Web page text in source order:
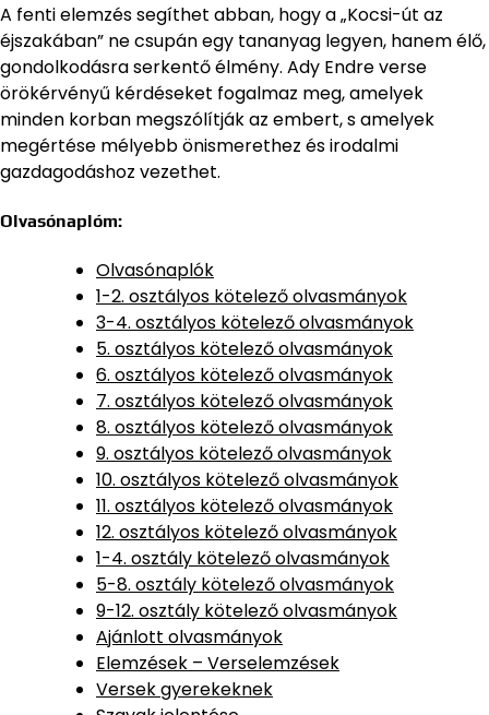
A fenti elemzés segíthet abban, hogy a „Kocsi-út az
éjszakában” ne csupán egy tananyag legyen, hanem élő,
gondolkodásra serkentő élmény. Ady Endre verse
örökérvényű kérdéseket fogalmaz meg, amelyek
minden korban megszólítják az embert, s amelyek
megértése mélyebb önismerethez és irodalmi
gazdagodáshoz vezethet.
Olvasónaplóm:
Olvasónaplók
1-2. osztályos kötelező olvasmányok
3-4. osztályos kötelező olvasmányok
5. osztályos kötelező olvasmányok
6. osztályos kötelező olvasmányok
7. osztályos kötelező olvasmányok
8. osztályos kötelező olvasmányok
9. osztályos kötelező olvasmányok
10. osztályos kötelező olvasmányok
11. osztályos kötelező olvasmányok
12. osztályos kötelező olvasmányok
1-4. osztály kötelező olvasmányok
5-8. osztály kötelező olvasmányok
9-12. osztály kötelező olvasmányok
Ajánlott olvasmányok
Elemzések – Verselemzések
Versek gyerekeknek